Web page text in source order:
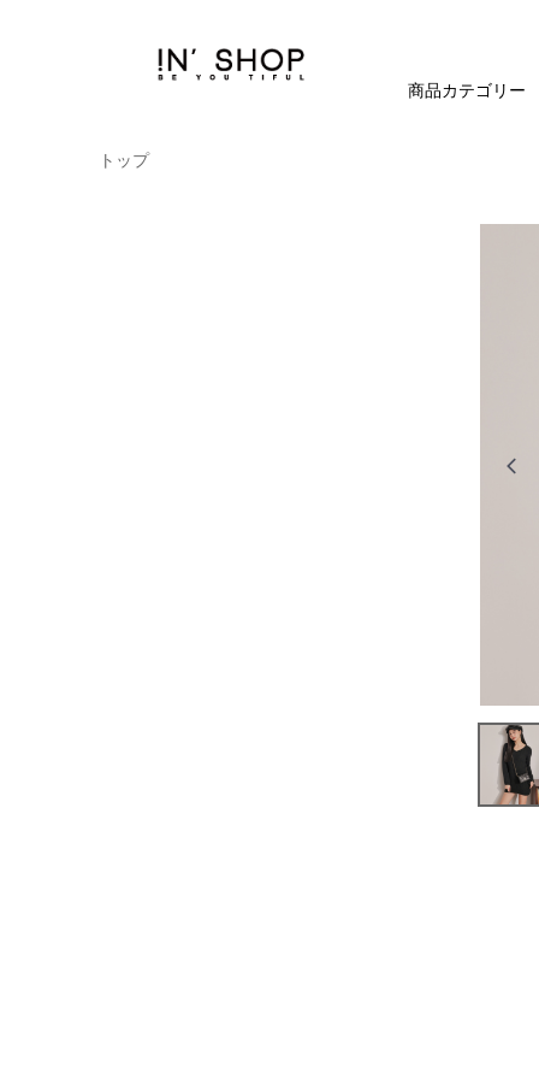
商品カテゴリー
トップ